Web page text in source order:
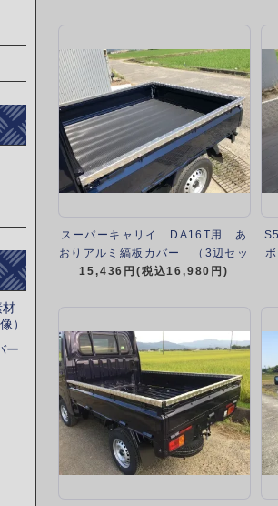
スーパーキャリイ DA16T用 あ
おりアルミ縞板カバー （3辺セッ
ト）
15,436円(税込16,980円)
材
）
ー